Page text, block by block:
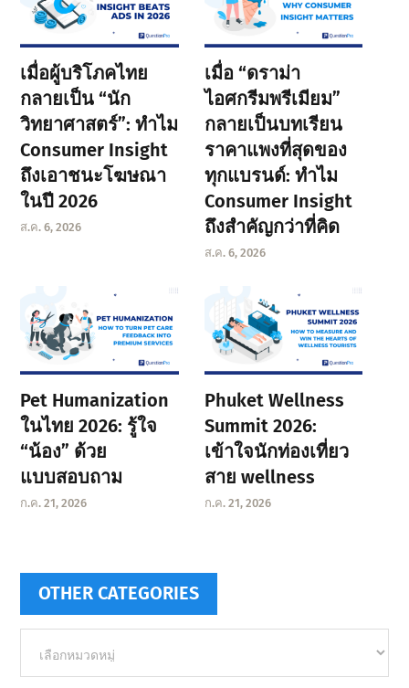
เมื่อผู้บริโภคไทย
กลายเป็น “นัก
วิทยาศาสตร์”: ทำไม
Consumer Insight
ถึงเอาชนะโฆษณา
ในปี 2026
ส.ค. 6, 2026
เมื่อ “ดราม่า
ไอศกรีมพรีเมียม”
กลายเป็นบทเรียน
ราคาแพงที่สุดของ
ทุกแบรนด์: ทำไม
Consumer Insight
ถึงสำคัญกว่าที่คิด
ส.ค. 6, 2026
Pet Humanization
ในไทย 2026: รู้ใจ
“น้อง” ด้วย
แบบสอบถาม
ก.ค. 21, 2026
Phuket Wellness
Summit 2026:
เข้าใจนักท่องเที่ยว
สาย wellness
ก.ค. 21, 2026
OTHER CATEGORIES
categories